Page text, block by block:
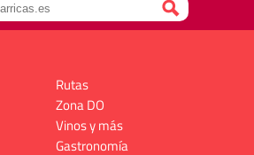
Rutas
Zona DO
Vinos y más
Gastronomía